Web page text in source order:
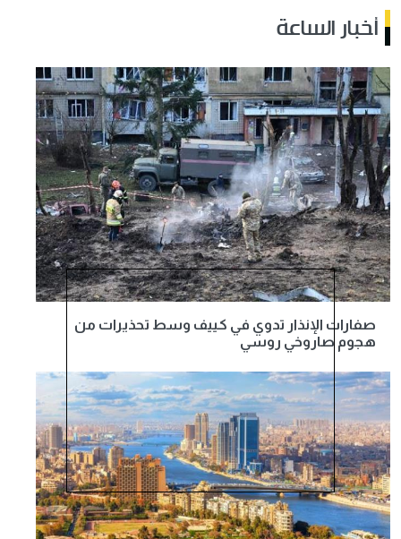
أخبار الساعة
صفارات الإنذار تدوي في كييف وسط تحذيرات من
هجوم صاروخي روسي